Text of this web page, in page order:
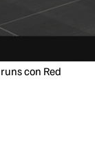
con Red